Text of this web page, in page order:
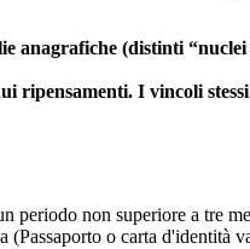
anagrafiche (distinti
I vincoli
non superiore a tre
o carta d'identità